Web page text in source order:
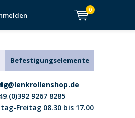
0
Befestigungselemente
(0)392 9267 8285
Freitag 08.30 bis 17.00